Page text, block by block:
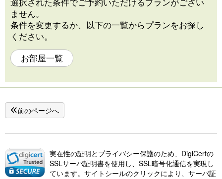
ません。
条件を変更するか、以下の一覧からプランをお探し
ください。
お部屋一覧
前のページへ
実在性の証明とプライバシー保護のため、DigiCertの
SSLサーバ証明書を使用し、SSL暗号化通信を実現し
ています。サイトシールのクリックにより、サーバ証